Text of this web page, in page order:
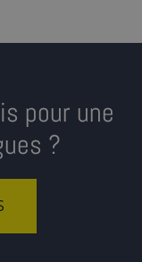
pour une
?